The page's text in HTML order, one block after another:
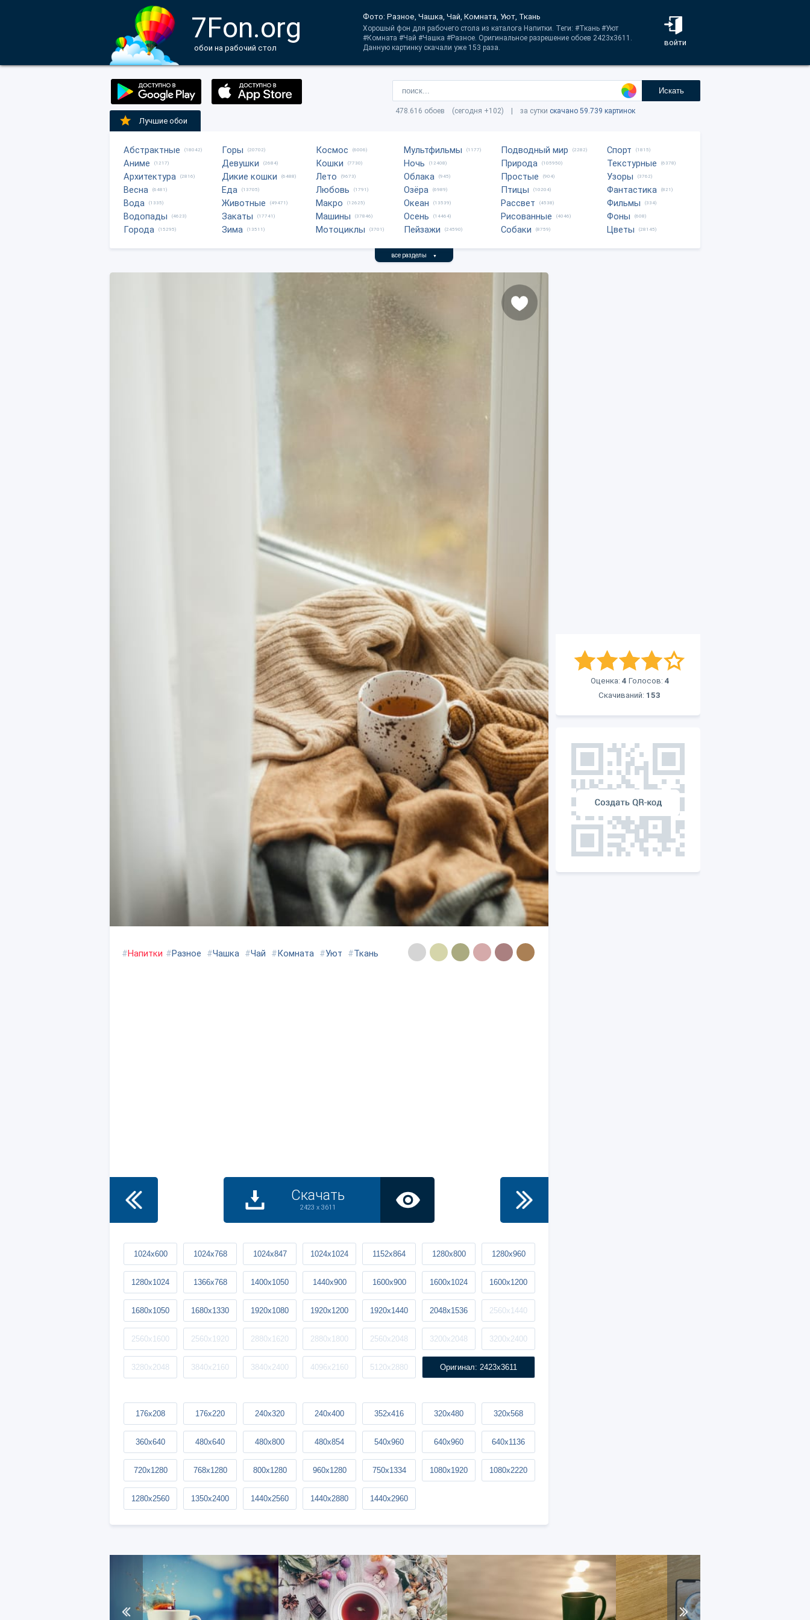
7Fon.org
обои на рабочий стол
войти
Фото: Разное, Чашка, Чай, Комната, Уют, Ткань
Хорошый фон для рабочего стола из каталога Напитки. Теги: #Ткань #Уют
#Комната #Чай #Чашка #Разное. Оригинальное разрешение обоев 2423x3611.
Данную картинку скачали уже 153 раза.
Искать
478.616 обоев (сегодня +102) | за сутки скачано 59.739 картинок
Лучшие обои
Абстрактные (18042)
Аниме (1217)
Архитектура (2816)
Весна (6481)
Вода (1335)
Водопады (4623)
Города (15295)
Горы (20702)
Девушки (2684)
Дикие кошки (6488)
Еда (13705)
Животные (49471)
Закаты (17741)
Зима (13511)
Космос (6006)
Кошки (7730)
Лето (9673)
Любовь (1791)
Макро (12625)
Машины (37846)
Мотоциклы (3701)
Мультфильмы (1177)
Ночь (12408)
Облака (945)
Озёра (6989)
Океан (13539)
Осень (14464)
Пейзажи (24590)
Подводный мир (2282)
Природа (105950)
Простые (904)
Птицы (10204)
Рассвет (4538)
Рисованные (4046)
Собаки (8759)
Спорт (1815)
Текстурные (6378)
Узоры (3762)
Фантастика (821)
Фильмы (334)
Фоны (608)
Цветы (28145)
все разделы ▼
Оценка: 4 Голосов: 4
Скачиваний: 153
#Напитки #Разное #Чашка #Чай #Комната #Уют #Ткань
Скачать
2423 x 3611
1024x600 1024x768 1024x847 1024x1024 1152x864 1280x800 1280x960
1280x1024 1366x768 1400x1050 1440x900 1600x900 1600x1024 1600x1200
1680x1050 1680x1330 1920x1080 1920x1200 1920x1440 2048x1536 2560x1440
2560x1600 2560x1920 2880x1620 2880x1800 2560x2048 3200x2048 3200x2400
3280x2048 3840x2160 3840x2400 4096x2160 5120x2880 Оригинал: 2423x3611
176x208 176x220 240x320 240x400 352x416 320x480 320x568
360x640 480x640 480x800 480x854 540x960 640x960 640x1136
720x1280 768x1280 800x1280 960x1280 750x1334 1080x1920 1080x2220
1280x2560 1350x2400 1440x2560 1440x2880 1440x2960